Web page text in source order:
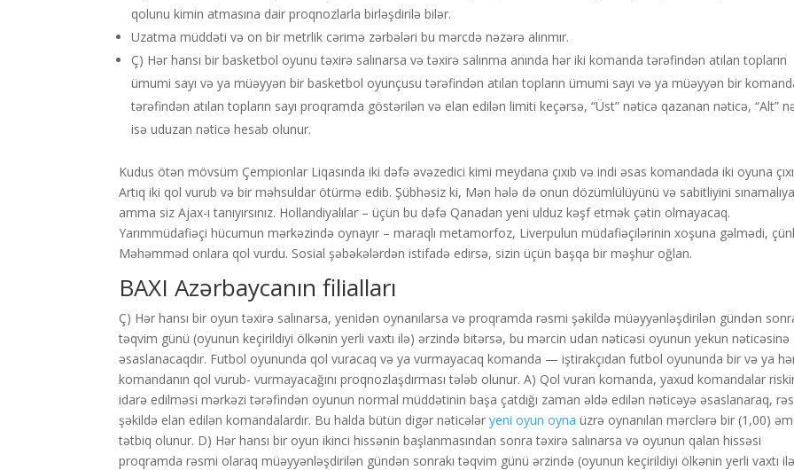
qolunu kimin atmasına dair proqnozlarla birləşdirilə bilər.
Uzatma müddəti və on bir metrlik cərimə zərbələri bu mərcdə nəzərə alınmır.
Ç) Hər hansı bir basketbol oyunu təxirə salınarsa və təxirə salınma anında hər iki komanda tərəfindən atılan topların
ümumi sayı və ya müəyyən bir basketbol oyunçusu tərəfindən atılan topların ümumi sayı və ya müəyyən bir
tərəfindən atılan topların sayı proqramda göstərilən və elan edilən limiti keçərsə, “Üst” nəticə qazanan nəticə, “Alt”
isə uduzan nəticə hesab olunur.
Kudus ötən mövsüm Çempionlar Liqasında iki dəfə əvəzedici kimi meydana çıxıb və indi əsas komandada iki oyuna
Artıq iki qol vurub və bir məhsuldar ötürmə edib. Şübhəsiz ki, Mən hələ də onun dözümlülüyünü və sabitliyini
amma siz Ajax-ı tanıyırsınız. Hollandiyalılar – üçün bu dəfə Qanadan yeni ulduz kəşf etmək çətin olmayacaq.
Yarımmüdafiəçi hücumun mərkəzində oynayır – maraqlı metamorfoz, Liverpulun müdafiəçilərinin xoşuna gəlmədi,
Məhəmməd onlara qol vurdu. Sosial şəbəkələrdən istifadə edirsə, sizin üçün başqa bir məşhur oğlan.
BAXI Azərbaycanın filialları
Ç) Hər hansı bir oyun təxirə salınarsa, yenidən oynanılarsa və proqramda rəsmi şəkildə müəyyənləşdirilən gündən
təqvim günü (oyunun keçirildiyi ölkənin yerli vaxtı ilə) ərzində bitərsə, bu mərcin udan nəticəsi oyunun yekun nəticəsinə
əsaslanacaqdır. Futbol oyununda qol vuracaq və ya vurmayacaq komanda — iştirakçıdan futbol oyununda bir və ya
komandanın qol vurub- vurmayacağını proqnozlaşdırması tələb olunur. A) Qol vuran komanda, yaxud komandalar
idarə edilməsi mərkəzi tərəfindən oyunun normal müddətinin başa çatdığı zaman əldə edilən nəticəyə əsaslanaraq,
şəkildə elan edilən komandalardır. Bu halda bütün digər nəticələryeni oyun oyna üzrə oynanılan mərclərə bir (1,00)
tətbiq olunur. D) Hər hansı bir oyun ikinci hissənin başlanmasından sonra təxirə salınarsa və oyunun qalan hissəsi
proqramda rəsmi olaraq müəyyənləşdirilən gündən sonrakı təqvim günü ərzində (oyunun keçirildiyi ölkənin yerli vaxtı